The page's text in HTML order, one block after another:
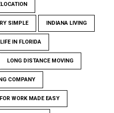
SIMPLE INDIANA LIVING
LIFE IN FLORIDA
LONG DISTANCE MOVING
COMPANY
WORK MADE EASY